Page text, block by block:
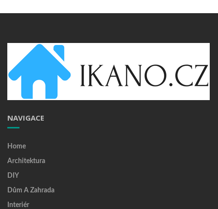
NAVIGACE
Home
Architektura
DIY
Dům A Zahrada
Interiér